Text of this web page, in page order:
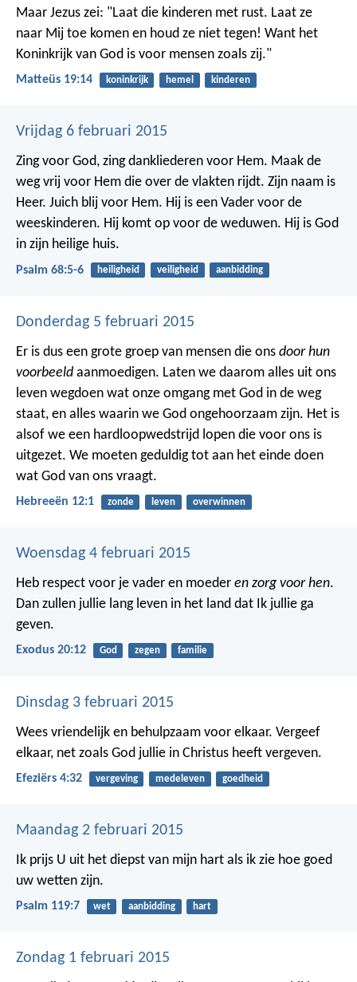
Maar Jezus zei: "Laat die kinderen met rust. Laat ze
naar Mij toe komen en houd ze niet tegen! Want het
Koninkrijk van God is voor mensen zoals zij."
Matteüs 19:14 koninkrijk hemel kinderen
Vrijdag 6 februari 2015
Zing voor God, zing dankliederen voor Hem. Maak de
weg vrij voor Hem die over de vlakten rijdt. Zijn naam is
Heer. Juich blij voor Hem. Hij is een Vader voor de
weeskinderen. Hij komt op voor de weduwen. Hij is God
in zijn heilige huis.
Psalm 68:5-6 heiligheid veiligheid aanbidding
Donderdag 5 februari 2015
Er is dus een grote groep van mensen die ons door hun
voorbeeld aanmoedigen. Laten we daarom alles uit ons
leven wegdoen wat onze omgang met God in de weg
staat, en alles waarin we God ongehoorzaam zijn. Het is
alsof we een hardloopwedstrijd lopen die voor ons is
uitgezet. We moeten geduldig tot aan het einde doen
wat God van ons vraagt.
Hebreeën 12:1 zonde leven overwinnen
Woensdag 4 februari 2015
Heb respect voor je vader en moeder en zorg voor hen.
Dan zullen jullie lang leven in het land dat Ik jullie ga
geven.
Exodus 20:12 God zegen familie
Dinsdag 3 februari 2015
Wees vriendelijk en behulpzaam voor elkaar. Vergeef
elkaar, net zoals God jullie in Christus heeft vergeven.
Efeziërs 4:32 vergeving medeleven goedheid
Maandag 2 februari 2015
Ik prijs U uit het diepst van mijn hart als ik zie hoe goed
uw wetten zijn.
Psalm 119:7 wet aanbidding hart
Zondag 1 februari 2015